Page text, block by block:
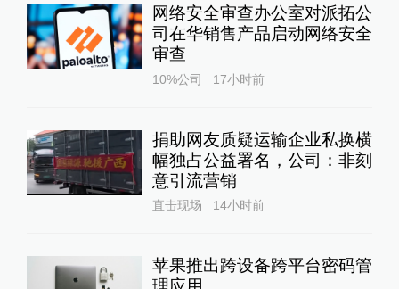
网络安全审查办公室对派拓公
司在华销售产品启动网络安全
审查
10%公司 17小时前
捐助网友质疑运输企业私换横
幅独占公益署名，公司：非刻
意引流营销
直击现场 14小时前
苹果推出跨设备跨平台密码管